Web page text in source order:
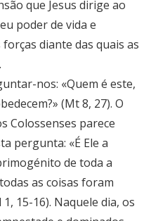
que Jesus dirige ao
poder de vida e
diante das quais as
nos: «Quem é este,
(Mt 8, 27). O
Colossenses parece
pergunta: «É Ele a
de toda a
as coisas foram
15-16). Naquele dia, os